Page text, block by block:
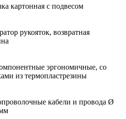
картонная с подвесом
рукояток, возвратная
эргономичные, со
из термопластрезины
кабели и провода Ø